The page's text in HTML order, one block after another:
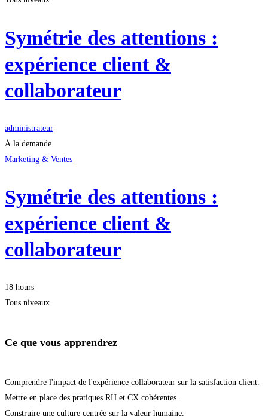
Symétrie des attentions :
expérience client &
collaborateur
administrateur
À la demande
Marketing & Ventes
Symétrie des attentions :
expérience client &
collaborateur
18 hours
Tous niveaux
Ce que vous apprendrez
Comprendre l'impact de l'expérience collaborateur sur la satisfaction client.
Mettre en place des pratiques RH et CX cohérentes.
Construire une culture centrée sur la valeur humaine.